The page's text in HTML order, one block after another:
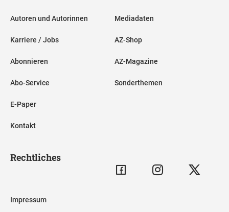
Autoren und Autorinnen
Karriere / Jobs
Abonnieren
Abo-Service
E-Paper
Kontakt
Mediadaten
AZ-Shop
AZ-Magazine
Sonderthemen
Rechtliches
Impressum